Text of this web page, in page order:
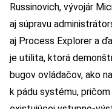
Russinovich, vývojár
aj súpravu
aj Process Explorer a
je utilita, ktorá
bugov ovládačov, ako
k pádu systému,